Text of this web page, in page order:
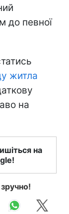
до певної
житла
на
на